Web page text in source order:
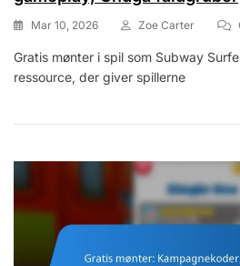
Mar 10, 2026 Zoe Carter
Gratis mønter i spil som Subway
ressource, der giver spillerne